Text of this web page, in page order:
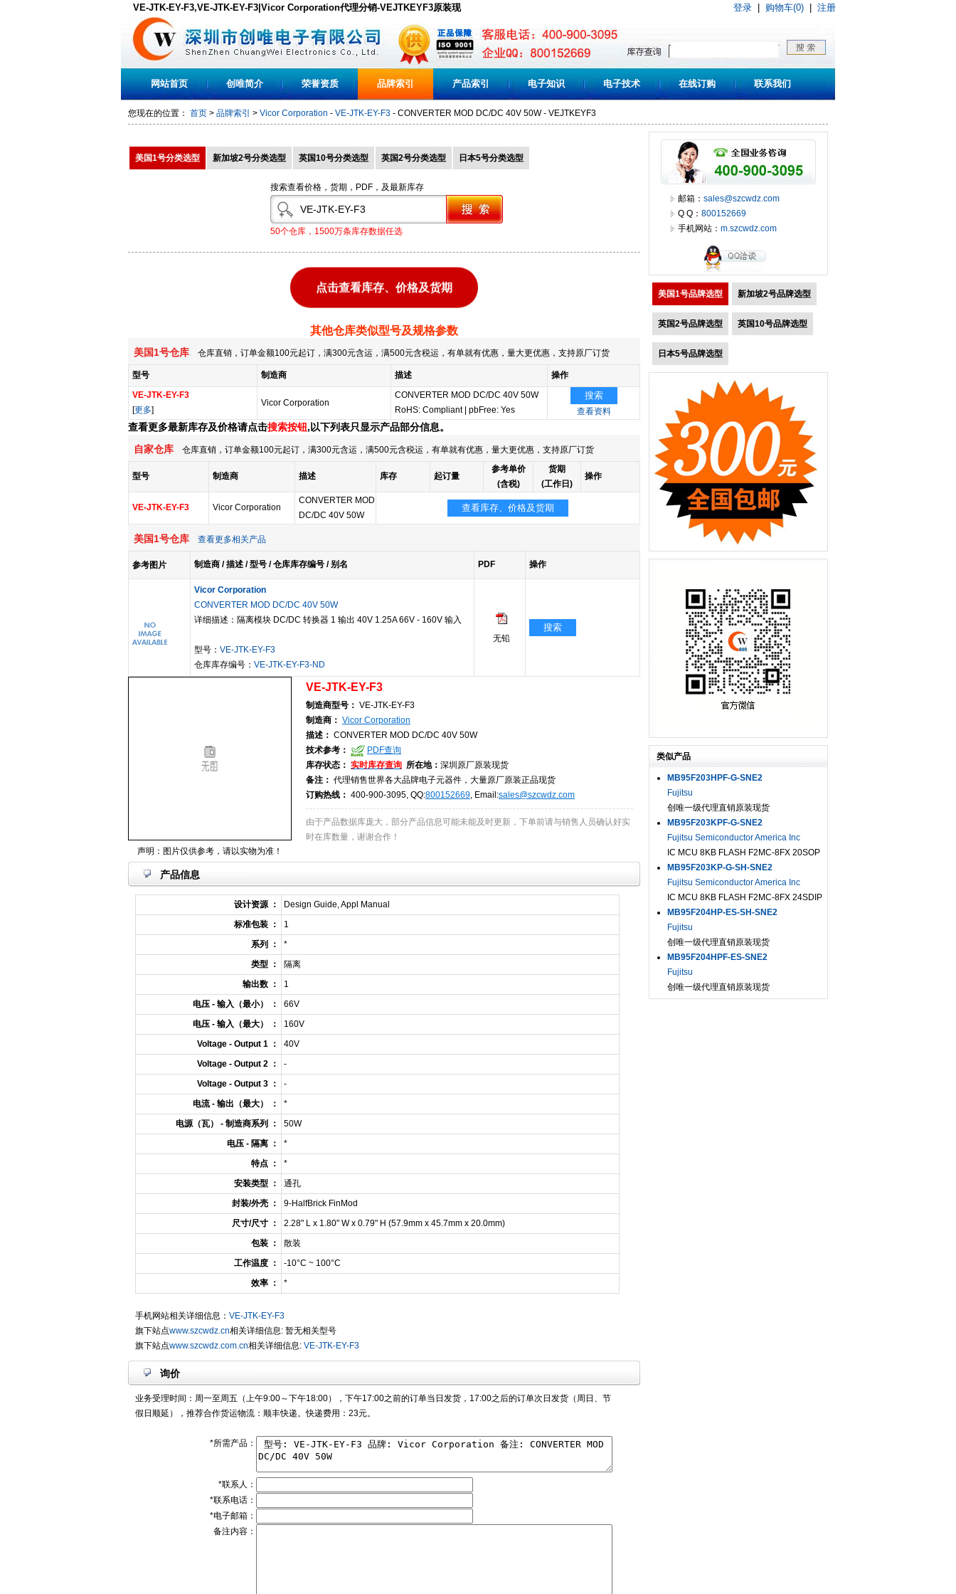
VE-JTK-EY-F3,VE-JTK-EY-F3|Vicor Corporation代理分销-VEJTKEYF3原装现
货,PDF下载
登录 购物车(0) 注册
网站首页 创唯简介 荣誉资质 品牌索引 产品索引 电子知识 电子技术 在线订购 联系我们
您现在的位置： 首页 > 品牌索引 > Vicor Corporation - VE-JTK-EY-F3 - CONVERTER MOD DC/DC 40V 50W - VEJTKEYF3
美国1号分类选型 新加坡2号分类选型 英国10号分类选型 英国2号分类选型 日本5号分类选型
搜索查看价格，货期，PDF，及最新库存
50个仓库，1500万条库存数据任选
点击查看库存、价格及货期
其他仓库类似型号及规格参数
美国1号仓库 仓库直销，订单金额100元起订，满300元含运，满500元含税运，有单就有优惠，量大更优惠，支持原厂订货
型号 制造商 描述
操作
VE-JTK-EY-F3
[更多]
Vicor Corporation
CONVERTER MOD DC/DC 40V 50W
RoHS: Compliant pbFree: Yes
搜索
查看资料
查看更多最新库存及价格请点击搜索按钮,以下列表只显示产品部分信息。
自家仓库 仓库直销，订单金额100元起订，满300元含运，满500元含税运，有单就有优惠，量大更优惠，支持原厂订货
型号 制造商 描述 库存 起订量
参考单价
(含税)
货期
(工作日)
操作
VE-JTK-EY-F3 Vicor Corporation
CONVERTER MOD
DC/DC 40V 50W
查看库存、价格及货期
美国1号仓库 查看更多相关产品
参考图片 制造商 / 描述 / 型号 / 仓库库存编号 / 别名 PDF 操作
Vicor Corporation
CONVERTER MOD DC/DC 40V 50W
详细描述：隔离模块 DC/DC 转换器 1 输出 40V 1.25A 66V - 160V 输入
型号： VE-JTK-EY-F3
仓库库存编号： VE-JTK-EY-F3-ND
无铅
搜索
声明：图片仅供参考，请以实物为准！
VE-JTK-EY-F3
制造商型号： VE-JTK-EY-F3
制造商： Vicor Corporation
描述： CONVERTER MOD DC/DC 40V 50W
技术参考：
PDF查询
库存状态： 实时库存查询 所在地： 深圳原厂原装现货
备注： 代理销售世界各大品牌电子元器件，大量原厂原装正品现货
订购热线： 400-900-3095, QQ:800152669, Email:sales@szcwdz.com
由于产品数据库庞大，部分产品信息可能未能及时更新，下单前请与销售人员确认好实
时在库数量，谢谢合作！
产品信息
设计资源 ：
Design Guide, Appl Manual
标准包装 ：
1
系列 ：
*
类型 ：
隔离
输出数 ：
1
电压 - 输入（最小） ：
66V
电压 - 输入（最大） ：
160V
Voltage - Output 1 ：
40V
Voltage - Output 2 ：
-
Voltage - Output 3 ：
-
电流 - 输出（最大） ：
*
电源（瓦） - 制造商系列 ：
50W
电压 - 隔离 ：
*
特点 ：
*
安装类型 ：
通孔
封装/外壳 ：
9-HalfBrick FinMod
尺寸/尺寸 ：
2.28" L x 1.80" W x 0.79" H (57.9mm x 45.7mm x 20.0mm)
包装 ：
散装
工作温度 ：
-10°C ~ 100°C
效率 ：
*
手机网站相关详细信息： VE-JTK-EY-F3
旗下站点www.szcwdz.cn相关详细信息: 暂无相关型号
旗下站点www.szcwdz.com.cn相关详细信息: VE-JTK-EY-F3
询价
业务受理时间：周一至周五（上午9:00～下午18:00），下午17:00之前的订单当日发货，17:00之后的订单次日发货（周日、节
假日顺延），推荐合作货运物流：顺丰快递。快递费用：23元。
*所需产品：
*联系人：
*联系电话：
*电子邮箱：
备注内容：
邮箱： sales@szcwdz.com
Q Q： 800152669
手机网站： m.szcwdz.com
美国1号品牌选型 新加坡2号品牌选型
英国2号品牌选型 英国10号品牌选型
日本5号品牌选型
类似产品
MB95F203HPF-G-SNE2
Fujitsu
创唯一级代理直销原装现货
MB95F203KPF-G-SNE2
Fujitsu Semiconductor America Inc
IC MCU 8KB FLASH F2MC-8FX 20SOP
MB95F203KP-G-SH-SNE2
Fujitsu Semiconductor America Inc
IC MCU 8KB FLASH F2MC-8FX 24SDIP
MB95F204HP-ES-SH-SNE2
Fujitsu
创唯一级代理直销原装现货
MB95F204HPF-ES-SNE2
Fujitsu
创唯一级代理直销原装现货